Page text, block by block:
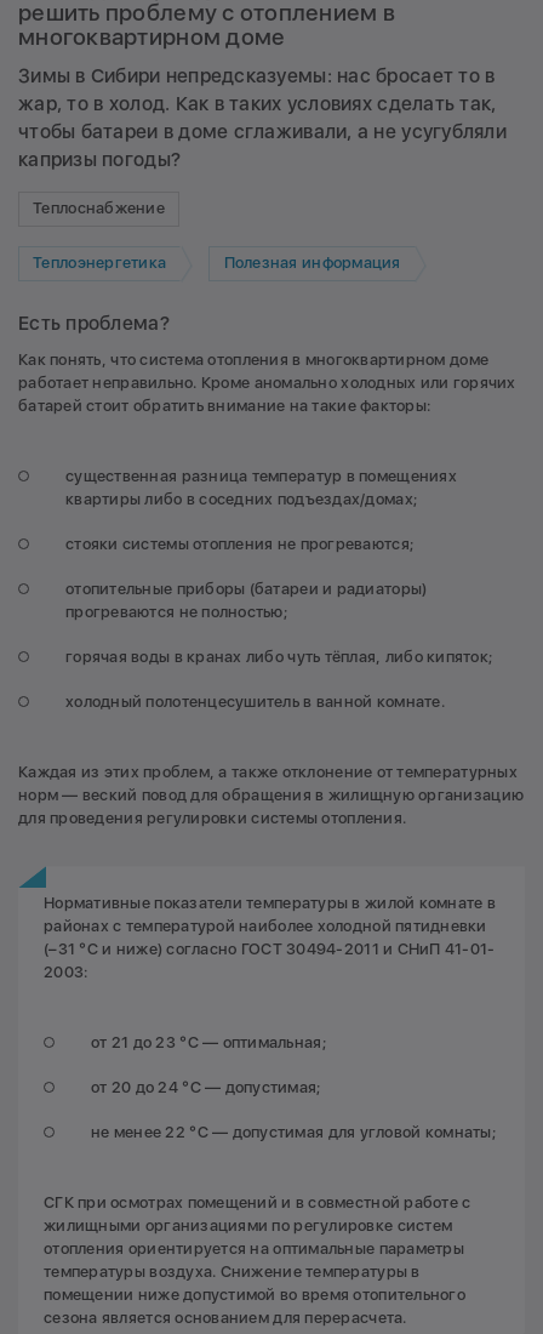
решить проблему с отоплением в
многоквартирном доме
Зимы в Сибири непредсказуемы: нас бросает то в
жар, то в холод. Как в таких условиях сделать так,
чтобы батареи в доме сглаживали, а не усугубляли
капризы погоды?
Теплоснабжение
Теплоэнергетика Полезная информация
Есть проблема?
Как понять, что система отопления в многоквартирном доме
работает неправильно. Кроме аномально холодных или горячих
батарей стоит обратить внимание на такие факторы:
существенная разница температур в помещениях
квартиры либо в соседних подъездах/домах;
стояки системы отопления не прогреваются;
отопительные приборы (батареи и радиаторы)
прогреваются не полностью;
горячая воды в кранах либо чуть тёплая, либо кипяток;
холодный полотенцесушитель в ванной комнате.
Каждая из этих проблем, а также отклонение от температурных
норм — веский повод для обращения в жилищную организацию
для проведения регулировки системы отопления.
Нормативные показатели температуры в жилой комнате в
районах с температурой наиболее холодной пятидневки
(–31 °C и ниже) согласно ГОСТ 30494-2011 и СНиП 41-01-
2003:
от 21 до 23 °C — оптимальная;
от 20 до 24 °C — допустимая;
не менее 22 °C — допустимая для угловой комнаты;
СГК при осмотрах помещений и в совместной работе с
жилищными организациями по регулировке систем
отопления ориентируется на оптимальные параметры
температуры воздуха. Снижение температуры в
помещении ниже допустимой во время отопительного
сезона является основанием для перерасчета.